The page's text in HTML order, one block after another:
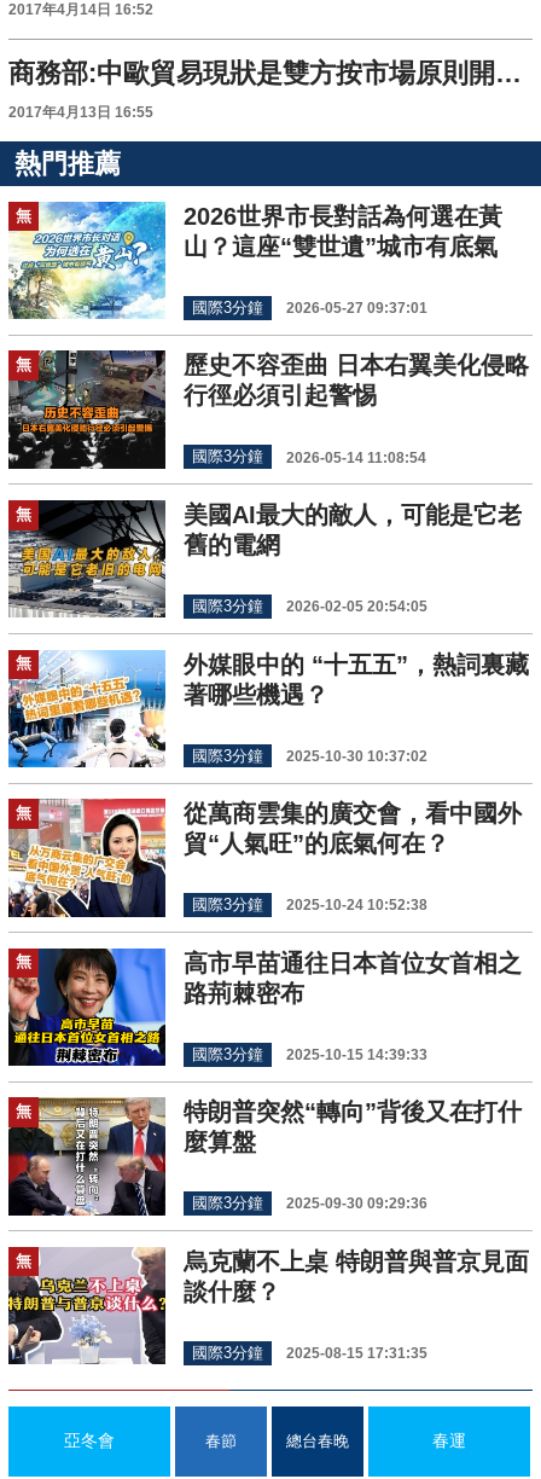
2017年4月14日 16:52
商務部:中歐貿易現狀是雙方按市場原則開展貿易合作的結果
2017年4月13日 16:55
熱門推薦
無
2026世界市長對話為何選在黃
山？這座“雙世遺”城市有底氣
國際3分鐘 2026-05-27 09:37:01
無
歷史不容歪曲 日本右翼美化侵略
行徑必須引起警惕
國際3分鐘 2026-05-14 11:08:54
無
美國AI最大的敵人，可能是它老
舊的電網
國際3分鐘 2026-02-05 20:54:05
無
外媒眼中的 “十五五”，熱詞裏藏
著哪些機遇？
國際3分鐘 2025-10-30 10:37:02
無
從萬商雲集的廣交會，看中國外
貿“人氣旺”的底氣何在？
國際3分鐘 2025-10-24 10:52:38
無
高市早苗通往日本首位女首相之
路荊棘密布
國際3分鐘 2025-10-15 14:39:33
無
特朗普突然“轉向”背後又在打什
麼算盤
國際3分鐘 2025-09-30 09:29:36
無
烏克蘭不上桌 特朗普與普京見面
談什麼？
國際3分鐘 2025-08-15 17:31:35
亞冬會 春節 總台春晚 春運